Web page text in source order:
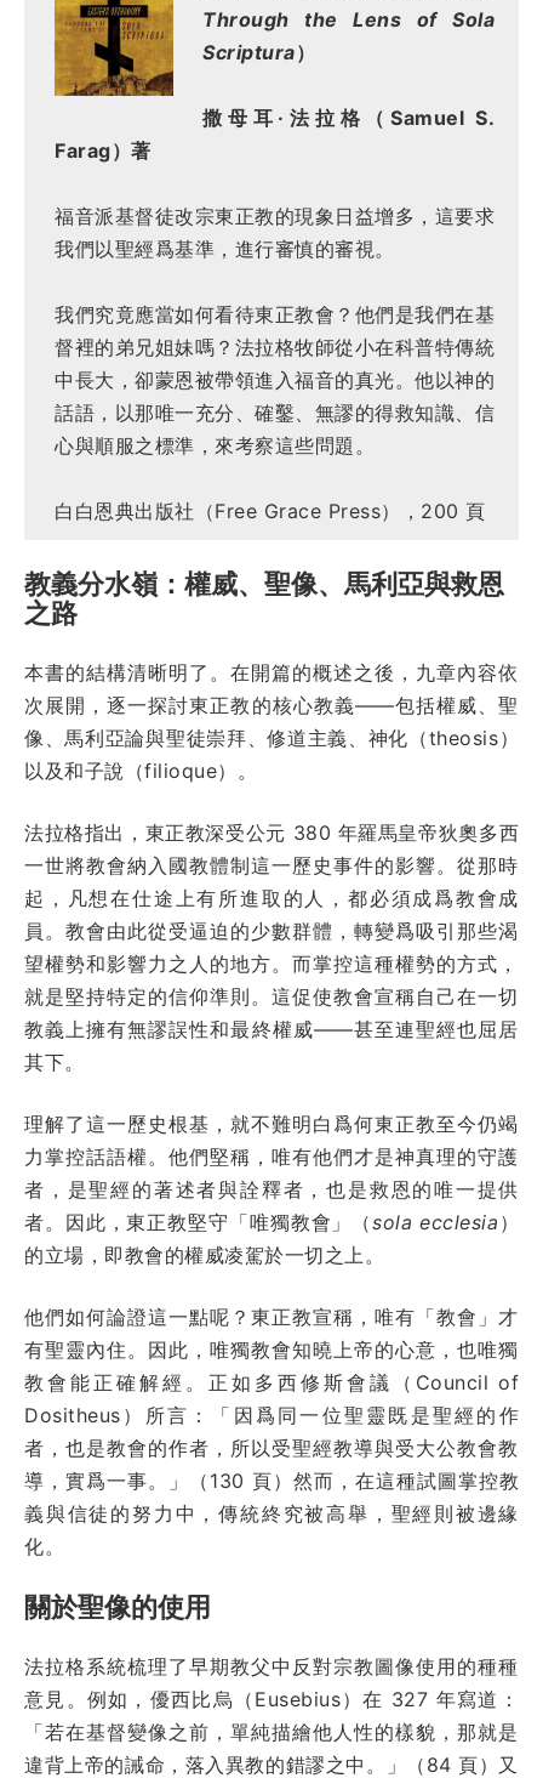
Through the Lens of Sola
Scriptura）
撒母耳·法拉格（Samuel S.
Farag）著
福音派基督徒改宗東正教的現象日益增多，這要求
我們以聖經爲基準，進行審慎的審視。
我們究竟應當如何看待東正教會？他們是我們在基
督裡的弟兄姐妹嗎？法拉格牧師從小在科普特傳統
中長大，卻蒙恩被帶領進入福音的真光。他以神的
話語，以那唯一充分、確鑿、無謬的得救知識、信
心與順服之標準，來考察這些問題。
白白恩典出版社（Free Grace Press），200 頁
教義分水嶺：權威、聖像、馬利亞與救恩
之路
本書的結構清晰明了。在開篇的概述之後，九章內容依
次展開，逐一探討東正教的核心教義——包括權威、聖
像、馬利亞論與聖徒崇拜、修道主義、神化（theosis）
以及和子說（filioque）。
法拉格指出，東正教深受公元 380 年羅馬皇帝狄奧多西
一世將教會納入國教體制這一歷史事件的影響。從那時
起，凡想在仕途上有所進取的人，都必須成爲教會成
員。教會由此從受逼迫的少數群體，轉變爲吸引那些渴
望權勢和影響力之人的地方。而掌控這種權勢的方式，
就是堅持特定的信仰準則。這促使教會宣稱自己在一切
教義上擁有無謬誤性和最終權威——甚至連聖經也屈居
其下。
理解了這一歷史根基，就不難明白爲何東正教至今仍竭
力掌控話語權。他們堅稱，唯有他們才是神真理的守護
者，是聖經的著述者與詮釋者，也是救恩的唯一提供
者。因此，東正教堅守「唯獨教會」（sola ecclesia ）
的立場，即教會的權威凌駕於一切之上。
他們如何論證這一點呢？東正教宣稱，唯有「教會」才
有聖靈內住。因此，唯獨教會知曉上帝的心意，也唯獨
教會能正確解經。正如多西修斯會議（Council of
Dositheus）所言：「因爲同一位聖靈既是聖經的作
者，也是教會的作者，所以受聖經教導與受大公教會教
導，實爲一事。」（130 頁）然而，在這種試圖掌控教
義與信徒的努力中，傳統終究被高舉，聖經則被邊緣
化。
關於聖像的使用
法拉格系統梳理了早期教父中反對宗教圖像使用的種種
意見。例如，優西比烏（Eusebius）在 327 年寫道：
「若在基督變像之前，單純描繪他人性的樣貌，那就是
違背上帝的誡命，落入異教的錯謬之中。」（84 頁）又